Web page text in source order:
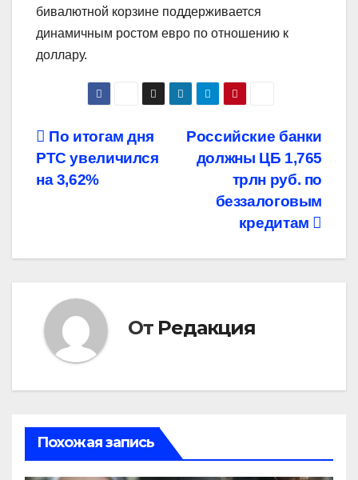
бивалютной корзине поддерживается
динамичным ростом евро по отношению к
доллару.
Навигация
по
Российские банки
должны ЦБ 1,765
трлн руб. по
беззалоговым
кредитам
По итогам дня
РТС увеличился
на 3,62%
От Редакция
Похожая запись